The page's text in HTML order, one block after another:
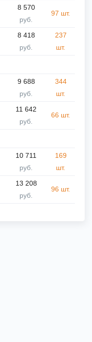
8 570
руб.
97 шт.
8 418
руб.
237
шт.
9 688
руб.
344
шт.
11 642
руб.
66 шт.
10 711
руб.
169
шт.
13 208
руб.
96 шт.